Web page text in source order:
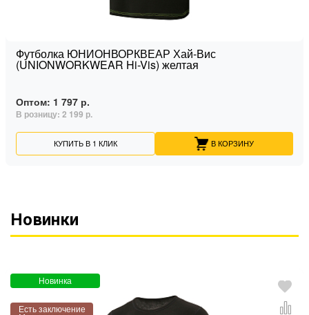
Футболка ЮНИОНВОРКВЕАР Хай-Вис
(UNIONWORKWEAR Hi-Vis) желтая
Оптом: 1 797 р.
В розницу: 2 199 р.
КУПИТЬ В 1 КЛИК В КОРЗИНУ
Новинки
Новинка
Есть заключение